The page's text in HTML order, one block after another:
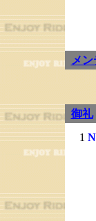
メン
御礼
1